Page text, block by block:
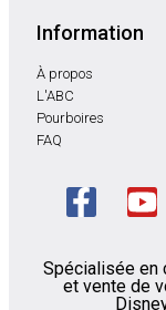
Information
À propos
L'ABC
Pourboires
FAQ
Spécialisée en
et vente de